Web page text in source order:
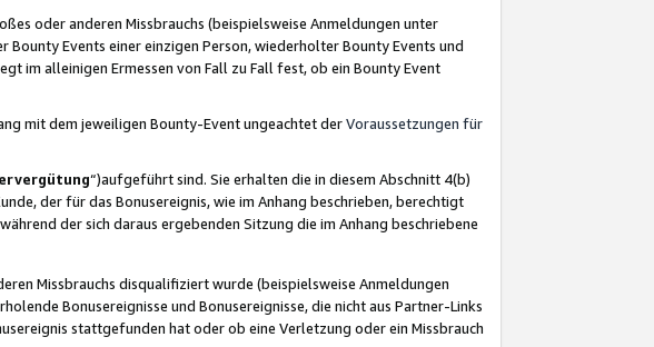
oder anderen Missbrauchs (beispielsweise Anmeldungen unter
Events einer einzigen Person, wiederholter Bounty Events und
im alleinigen Ermessen von Fall zu Fall fest, ob ein Bounty Event
mit dem jeweiligen Bounty-Event ungeachtet derVoraussetzungen für
“)aufgeführt sind. Sie erhalten die in diesem Abschnitt 4(b)
der für das Bonusereignis, wie im Anhang beschrieben, berechtigt
der sich daraus ergebenden Sitzung die im Anhang beschriebene
Missbrauchs disqualifiziert wurde (beispielsweise Anmeldungen
Bonusereignisse und Bonusereignisse, die nicht aus Partner-Links
stattgefunden hat oder ob eine Verletzung oder ein Missbrauch